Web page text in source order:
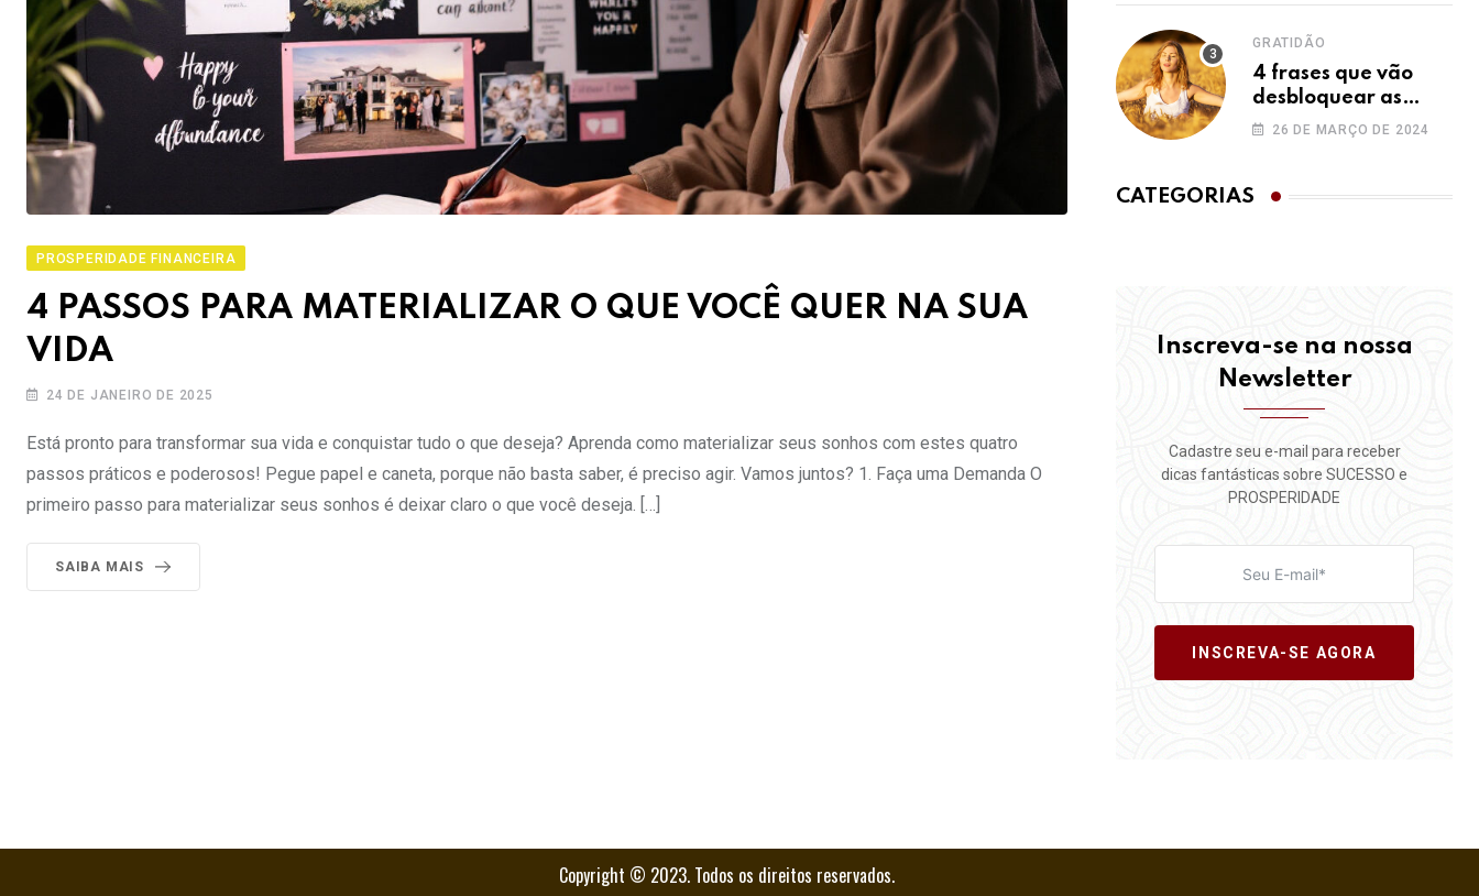
PROSPERIDADE FINANCEIRA
4 PASSOS PARA MATERIALIZAR O QUE VOCÊ QUER NA SUA
VIDA
24 DE JANEIRO DE 2025
Está pronto para transformar sua vida e conquistar tudo o que deseja? Aprenda como materializar seus sonhos com estes quatro
passos práticos e poderosos! Pegue papel e caneta, porque não basta saber, é preciso agir. Vamos juntos? 1. Faça uma Demanda O
primeiro passo para materializar seus sonhos é deixar claro o que você deseja. […]
SAIBA MAIS
GRATIDÃO
4 frases que vão
desbloquear as
bênçãos na sua vida
26 DE MARÇO DE 2024
CATEGORIAS
Inscreva-se na nossa
Newsletter
Cadastre seu e-mail para receber
dicas fantásticas sobre SUCESSO e
PROSPERIDADE
INSCREVA-SE AGORA
Copyright © 2023. Todos os direitos reservados.